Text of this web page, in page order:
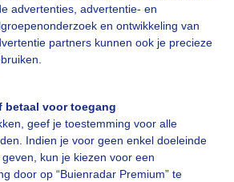
advertenties, advertentie- en
en ontwikkeling van
partners kunnen ook je precieze
betaal voor toegang
geef je toestemming voor alle
Indien je voor geen enkel doeleinde
kun je kiezen voor een
door op “Buienradar Premium” te